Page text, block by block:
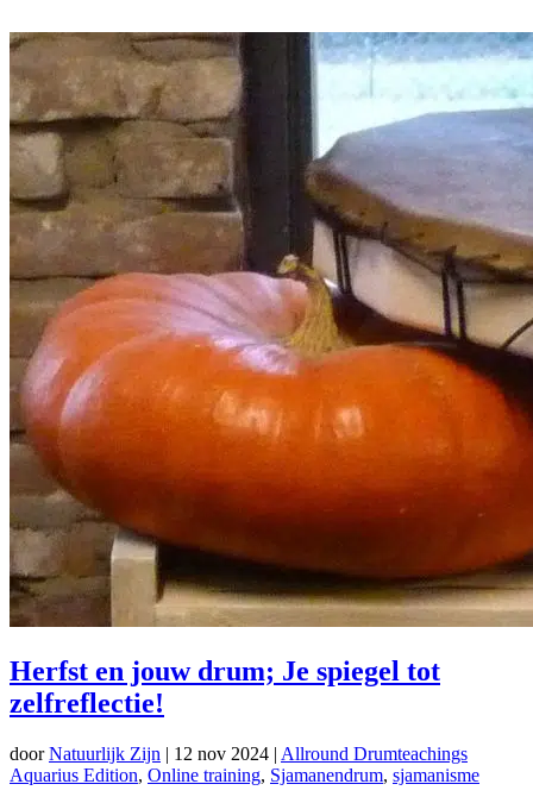
Herfst en jouw drum; Je spiegel tot
zelfreflectie!
doorNatuurlijk Zijn | 12 nov 2024 | Allround Drumteachings
Aquarius Edition, Online training, Sjamanendrum, sjamanisme